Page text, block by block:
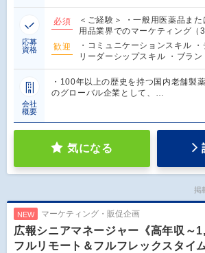
応募
資格
必須
＜ご経験＞ ・一般用医薬品ま
用品業界でのマーケティング（
歓迎
・コミュニケーションスキル ・
リーダーシップスキル ・ブラン
会社
概要
・100年以上の歴史を持つ国内老舗製
のグローバル企業として、…
気になる
掲
NEW マーケティング・販促企画
広報シニアマネージャー《高年収～
フルリモート＆フルフレックスタイ